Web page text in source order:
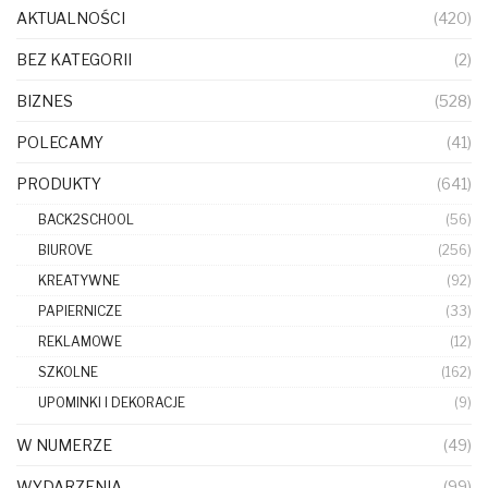
AKTUALNOŚCI (420)
BEZ KATEGORII (2)
BIZNES (528)
POLECAMY (41)
PRODUKTY (641)
BACK2SCHOOL
(56)
BIUROVE
(256)
KREATYWNE
(92)
PAPIERNICZE
(33)
REKLAMOWE
(12)
SZKOLNE
(162)
UPOMINKI I DEKORACJE
(9)
W NUMERZE (49)